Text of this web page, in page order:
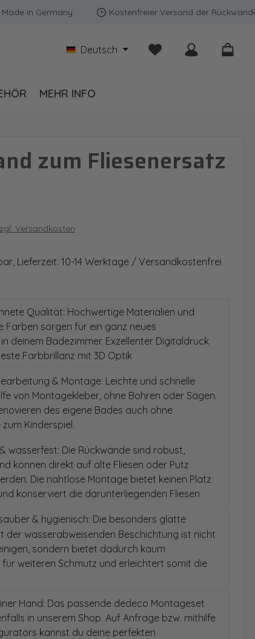
in Germany Kostenfreier Versand der Rückwände in
Deutsch Du hast 0 Produkte
MEHR INFO
zum Fliesenersatz
Versandkosten
Lieferzeit: 10-14 Werktage / Versandkostenfrei
Qualität: Hochwertige Materialien und
Farben sorgen für ein ganz neues
deinem Badezimmer. Exzellenter Digitaldruck
Farbbrillanz mit 3D Optik
& Montage: Leichte und schnelle
von Montagekleber, ohne Bohren oder Sägen.
des eigene Bades auch ohne
Kinderspiel.
wasserfest: Die Rückwände sind robust,
können direkt auf alte Fliesen oder Putz
Die nahtlose Montage bietet keinen Platz
konserviert die darunterliegenden Fliesen
& hygienisch: Die besonders glatte
der wasserabweisenden Beschichtung ist nicht
sondern bietet dadurch kaum
weiteren Schmutz und erleichtert somit die
Hand: Das passende dedeco Montageset
in unserem Shop. Auf Anfrage bzw. mithilfe
kannst du deine perfekten